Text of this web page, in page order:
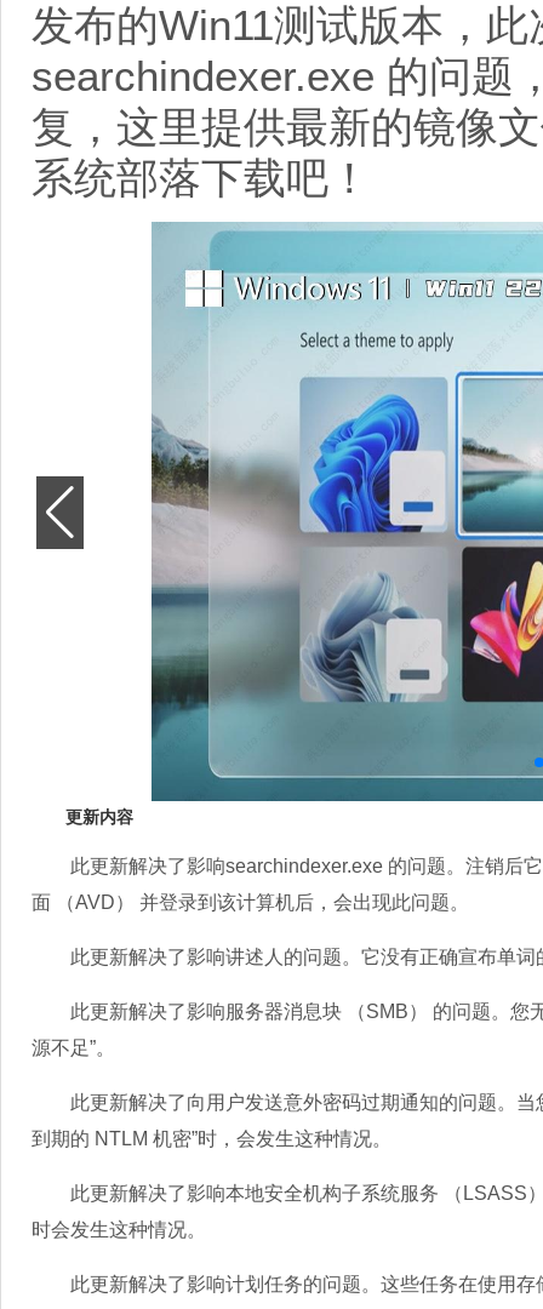
发布的Win11测试版本，
searchindexer.exe 的问题
复，这里提供最新的镜像
系统部落下载吧！
更新内容
此更新解决了影响searchindexer.exe 的问题。注销后它
面 （AVD） 并登录到该计算机后，会出现此问题。
此更新解决了影响讲述人的问题。它没有正确宣布单词的
此更新解决了影响服务器消息块 （SMB） 的问题。您无
源不足”。
此更新解决了向用户发送意外密码过期通知的问题。当
到期的 NTLM 机密”时，会发生这种情况。
此更新解决了影响本地安全机构子系统服务 （LSASS
时会发生这种情况。
此更新解决了影响计划任务的问题。这些任务在使用存